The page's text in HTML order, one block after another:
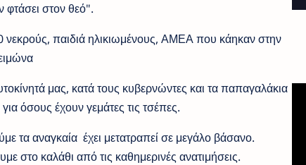
φτάσει στον θεό".
30 νεκρούς, παιδιά ηλικιωμένους, ΑΜΕΑ που κάηκαν στην
μας, κατά τους κυβερνώντες και τα παπαγαλάκια
όσους έχουν γεμάτες τις τσέπες.
τα αναγκαία έχει μετατραπεί σε μεγάλο βάσανο.
στο καλάθι από τις καθημερινές ανατιμήσεις.